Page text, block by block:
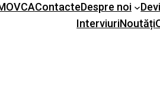
ContacteDespre noi
InterviuriNoutăți